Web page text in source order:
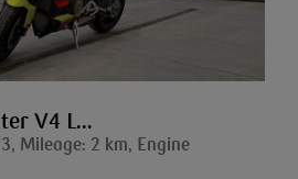
V4 L...
Mileage: 2 km, Engine